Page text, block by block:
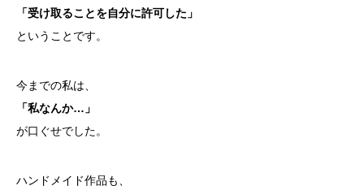
「受け取ることを自分に許可した」
ということです。
今までの私は、
「私なんか…」
が口ぐせでした。
ハンドメイド作品も、